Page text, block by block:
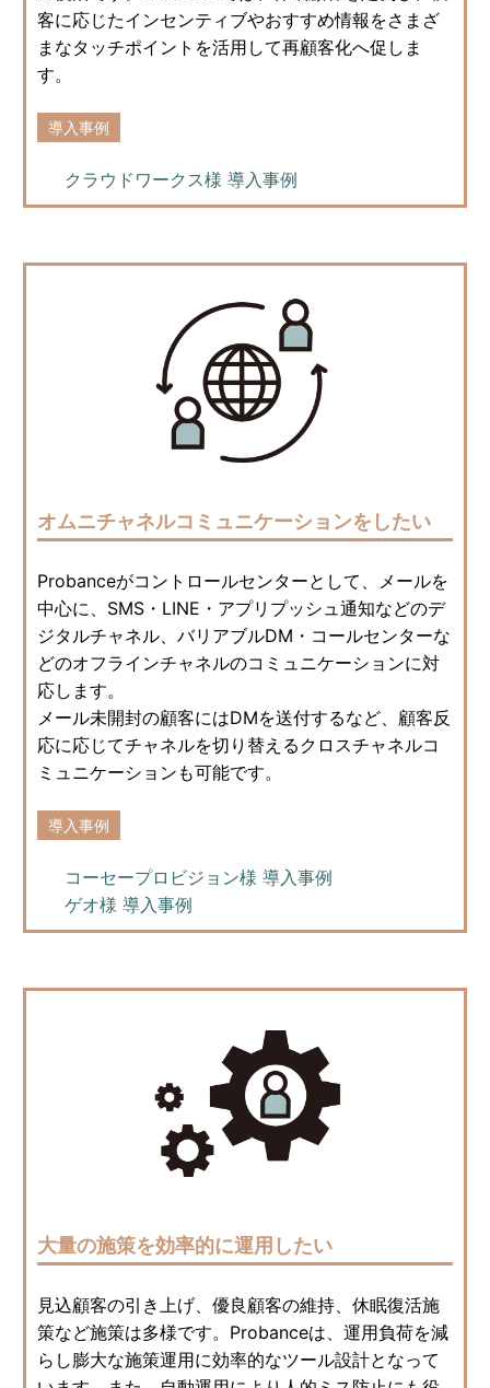
客に応じたインセンティブやおすすめ情報をさまざ
まなタッチポイントを活用して再顧客化へ促しま
す。
導入事例
クラウドワークス様 導入事例
オムニチャネルコミュニケーションをしたい
Probanceがコントロールセンターとして、メールを
中心に、SMS・LINE・アプリプッシュ通知などのデ
ジタルチャネル、バリアブルDM・コールセンターな
どのオフラインチャネルのコミュニケーションに対
応します。
メール未開封の顧客にはDMを送付するなど、顧客反
応に応じてチャネルを切り替えるクロスチャネルコ
ミュニケーションも可能です。
導入事例
コーセープロビジョン様 導入事例
ゲオ様 導入事例
大量の施策を効率的に運用したい
見込顧客の引き上げ、優良顧客の維持、休眠復活施
策など施策は多様です。Probanceは、運用負荷を減
らし膨大な施策運用に効率的なツール設計となって